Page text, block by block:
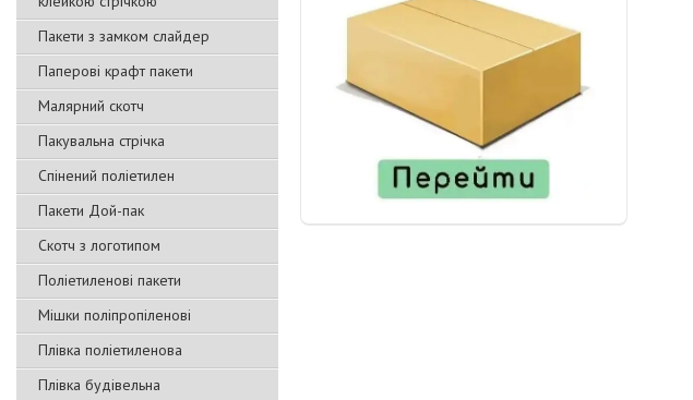
Пакети з замком слайдер
Паперові крафт пакети
Малярний скотч
Пакувальна стрічка
Спінений поліетилен
Пакети Дой-пак
Скотч з логотипом
Поліетиленові пакети
Мішки поліпропіленові
Плівка поліетиленова
Плівка будівельна